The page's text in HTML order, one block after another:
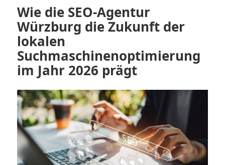
Wie die SEO-Agentur
Würzburg die Zukunft der
lokalen
Suchmaschinenoptimierung
im Jahr 2026 prägt